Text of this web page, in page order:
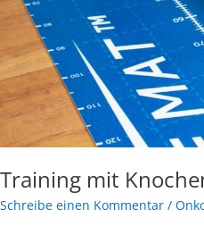
Training mit
Schreibe einen Kommentar /